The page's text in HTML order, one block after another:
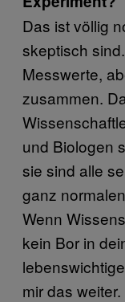
Das ist völlig
skeptisch
Messwerte,
zusammen.
und Biologen
sie sind alle
ganz
Wenn
kein Bor in
mir das